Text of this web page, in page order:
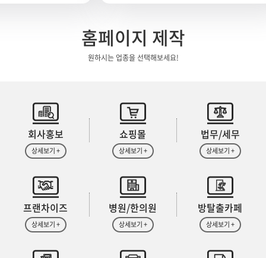
홈페이지 제작
원하시는 업종을 선택해보세요!
회사홍보
상세보기 +
쇼핑몰
상세보기 +
법무/세무
상세보기 +
프랜차이즈
상세보기 +
병원/한의원
상세보기 +
방탈출카페
상세보기 +